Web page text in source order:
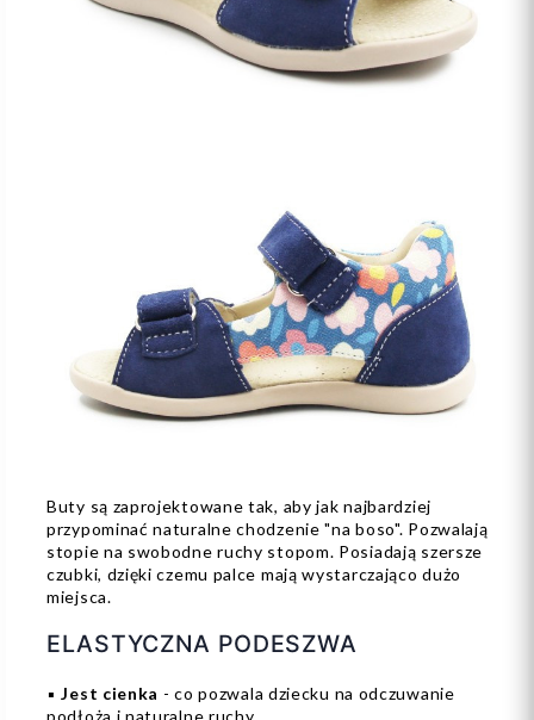
Buty są zaprojektowane tak, aby jak najbardziej
przypominać naturalne chodzenie "na boso". Pozwalają
stopie na swobodne ruchy stopom. Posiadają szersze
czubki, dzięki czemu palce mają wystarczająco dużo
miejsca.
ELASTYCZNA PODESZWA
▪️ Jest cienka - co pozwala dziecku na odczuwanie
podłoża i naturalne ruchy